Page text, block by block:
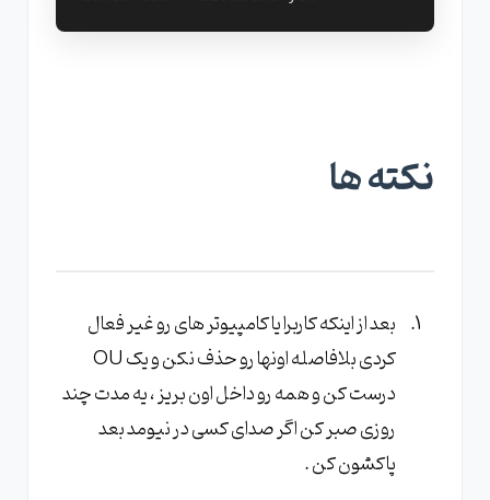
نکته ها
بعد از اینکه کاربرا یا کامپیوتر های رو غیر فعال
کردی بلافاصله اونها رو حذف نکن و یک OU
درست کن و همه رو داخل اون بریز ، یه مدت چند
روزی صبر کن اگر صدای کسی در نیومد بعد
پاکشون کن .